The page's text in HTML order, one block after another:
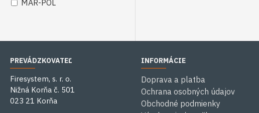
MAR-POL
PREVÁDZKOVATEĽ
Firesystem, s. r. o.
Nižná Korňa č. 501
023 21 Korňa
INFORMÁCIE
Doprava a platba
Ochrana osobných údajov
Obchodné podmienky